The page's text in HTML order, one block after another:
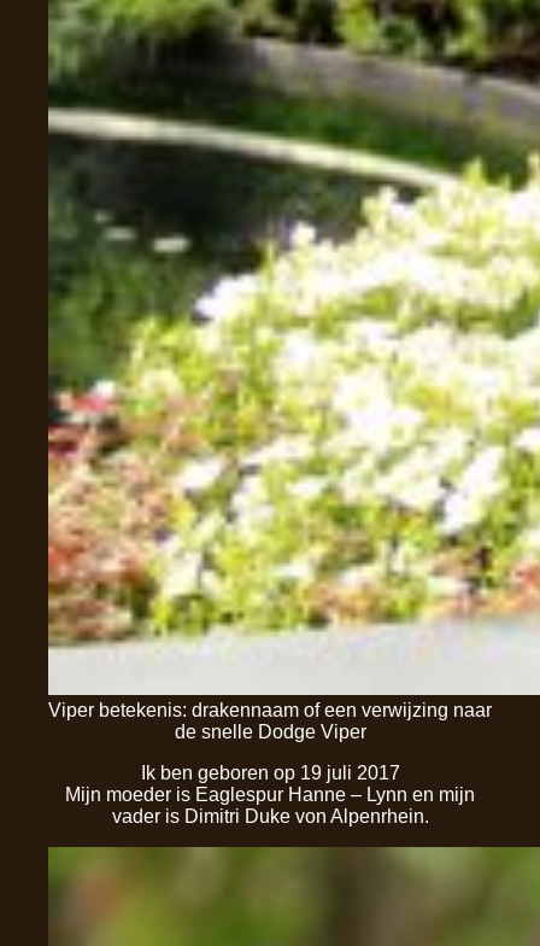
Viper betekenis: drakennaam of een verwijzing naar
de snelle Dodge Viper
Ik ben geboren op 19 juli 2017
Mijn moeder is Eaglespur Hanne – Lynn en mijn
vader is Dimitri Duke von Alpenrhein.